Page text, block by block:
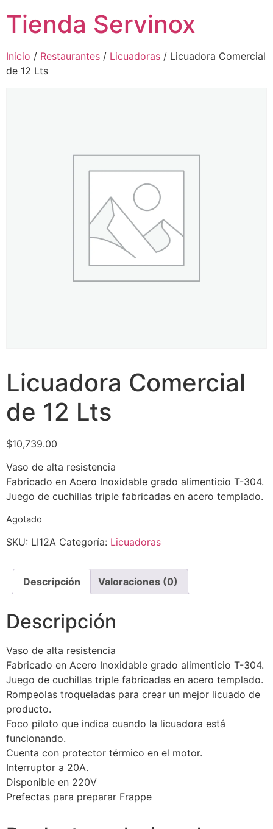
Tienda Servinox
Inicio / Restaurantes / Licuadoras / Licuadora Comercial
de 12 Lts
Licuadora Comercial
de 12 Lts
$10,739.00
Vaso de alta resistencia
Fabricado en Acero Inoxidable grado alimenticio T-304.
Juego de cuchillas triple fabricadas en acero templado.
Agotado
SKU: LI12A Categoría: Licuadoras
Descripción Valoraciones (0)
Descripción
Vaso de alta resistencia
Fabricado en Acero Inoxidable grado alimenticio T-304.
Juego de cuchillas triple fabricadas en acero templado.
Rompeolas troqueladas para crear un mejor licuado de
producto.
Foco piloto que indica cuando la licuadora está
funcionando.
Cuenta con protector térmico en el motor.
Interruptor a 20A.
Disponible en 220V
Prefectas para preparar Frappe